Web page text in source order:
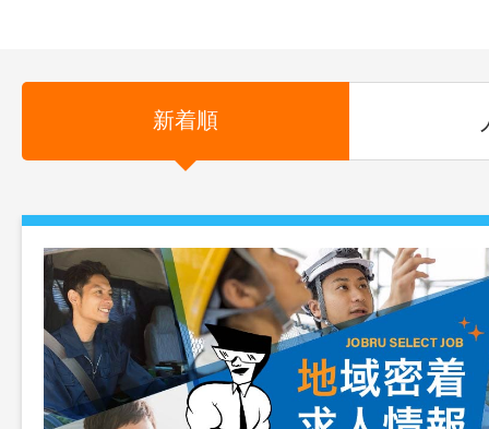
新着順